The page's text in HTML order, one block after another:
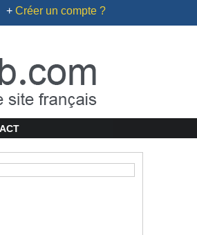
+ Créer un compte ?